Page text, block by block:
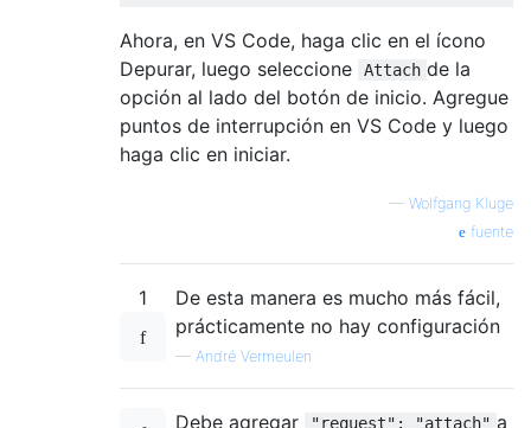
Ahora, en VS Code, haga clic en el ícono
Depurar, luego seleccione
Attach de la
opción al lado del botón de inicio. Agregue
puntos de interrupción en VS Code y luego
haga clic en iniciar.
— Wolfgang Kluge
fuente
1
De esta manera es mucho más fácil,
prácticamente no hay configuración
— André Vermeulen
Debe agregar "request": "attach" a